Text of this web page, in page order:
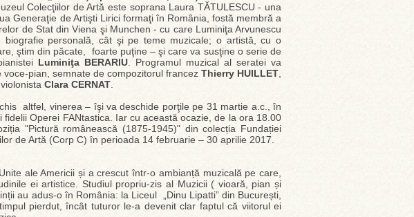
Colecţiilor de Artă este soprana Laura TĂTULESCU - una
Generaţie de Artişti Lirici formaţi în România, fostă membră a
de Stat din Viena şi Munchen - cu care Luminiţa Arvunescu
personală, cât şi pe teme muzicale; o artistă, cu o
ştim din păcate, foarte puţine – şi care va susţine o serie de
Luminiţa BERARIU . Programul muzical al seratei va
pian, semnate de compozitorul francez Thierry HUILLET
Clara CERNAT
altfel, vinerea – îşi va deschide porţile pe 31 martie a.c., în
Operei FANtastica. Iar cu această ocazie, de la ora 18.00
"Pictură românească (1875-1945)" din colecția Fundației
de Artă (Corp C) în perioada 14 februarie – 30 aprilie 2017.
ale Americii și a crescut într-o ambianță muzicală pe care,
ei artistice. Studiul propriu-zis al Muzicii ( vioară, pian și
au adus-o în România: la Liceul „Dinu Lipatti” din București,
pierdut, încât tuturor le-a devenit clar faptul că viitorul ei